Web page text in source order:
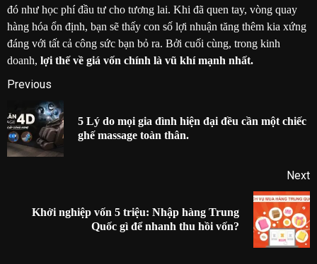
đó như học phí đầu tư cho tương lai. Khi đã quen tay, vòng quay
hàng hóa ổn định, bạn sẽ thấy con số lợi nhuận tăng thêm kia xứng
đáng với tất cả công sức bạn bỏ ra. Bởi cuối cùng, trong kinh
doanh, lợi thế về giá vốn chính là vũ khí mạnh nhất.
Post
navigation
Previous
5 Lý do mọi gia đình hiện đại đều cần một chiếc
ghế massage toàn thân.
Next
Khởi nghiệp vốn 5 triệu: Nhập hàng Trung
Quốc gì để nhanh thu hồi vốn?